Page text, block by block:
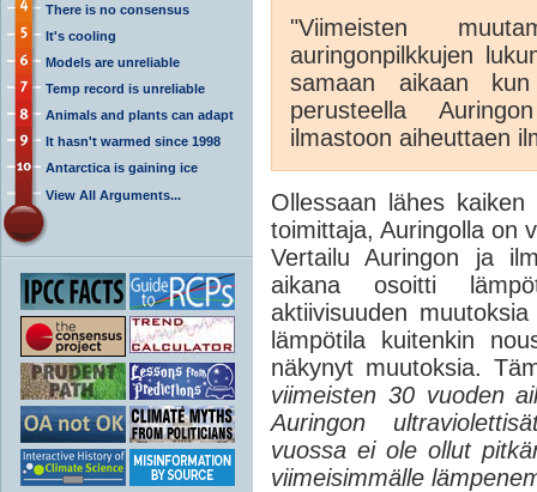
There is no consensus
It's cooling
Models are unreliable
Temp record is unreliable
Animals and plants can adapt
It hasn't warmed since 1998
Antarctica is gaining ice
View All Arguments...
"Viimeisten
auringonpilkkujen
samaan aikaan
perusteella
ilmastoon aiheuttaen
Ollessaan lähes
toimittaja, Auringolla on
Vertailu Auringon ja
aikana osoitti
aktiivisuuden
lämpötila kuitenkin
näkynyt muutoksia.
viimeisten 30 vuoden
Auringon
vuossa ei ole ollut
viimeisimmälle